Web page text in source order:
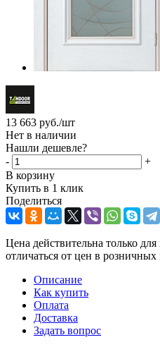
13 663 руб./шт
Нет в наличии
Нашли дешевле?
-
+
В корзину
Купить в 1 клик
Поделиться
Цена действительна только
отличаться от цен в розничных
Описание
Как купить
Оплата
Доставка
Задать вопрос